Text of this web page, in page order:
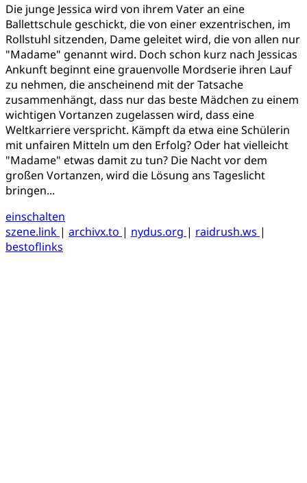
Die junge Jessica wird von ihrem Vater an eine
Ballettschule geschickt, die von einer exzentrischen, im
Rollstuhl sitzenden, Dame geleitet wird, die von allen nur
"Madame" genannt wird. Doch schon kurz nach Jessicas
Ankunft beginnt eine grauenvolle Mordserie ihren Lauf
zu nehmen, die anscheinend mit der Tatsache
zusammenhängt, dass nur das beste Mädchen zu einem
wichtigen Vortanzen zugelassen wird, dass eine
Weltkarriere verspricht. Kämpft da etwa eine Schülerin
mit unfairen Mitteln um den Erfolg? Oder hat vielleicht
"Madame" etwas damit zu tun? Die Nacht vor dem
großen Vortanzen, wird die Lösung ans Tageslicht
bringen...
einschalten
szene.link | archivx.to | nydus.org | raidrush.ws |
bestoflinks